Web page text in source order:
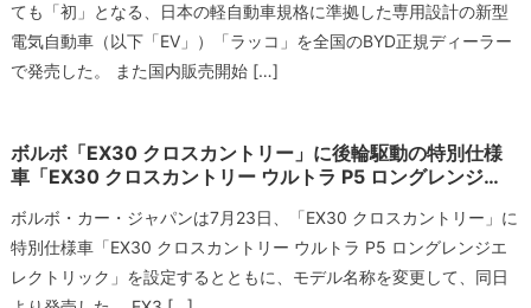
ても「初」となる、日本の軽自動車規格に準拠した専用設計の新型
電気自動車（以下「EV」）「ラッコ」を全国のBYD正規ディーラー
で発売した。 また国内販売開始 […]
ボルボ「EX30 クロスカントリー」に後輪駆動の特別仕様
車「EX30 クロスカントリー ウルトラ P5 ロングレンジ…
ボルボ・カー・ジャパンは7月23日、「EX30 クロスカントリー」に
特別仕様車「EX30 クロスカントリー ウルトラ P5 ロングレンジエ
レクトリック」を設定するとともに、モデル名称を変更して、同日